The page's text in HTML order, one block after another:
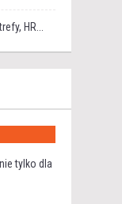
HR...
tylko dla